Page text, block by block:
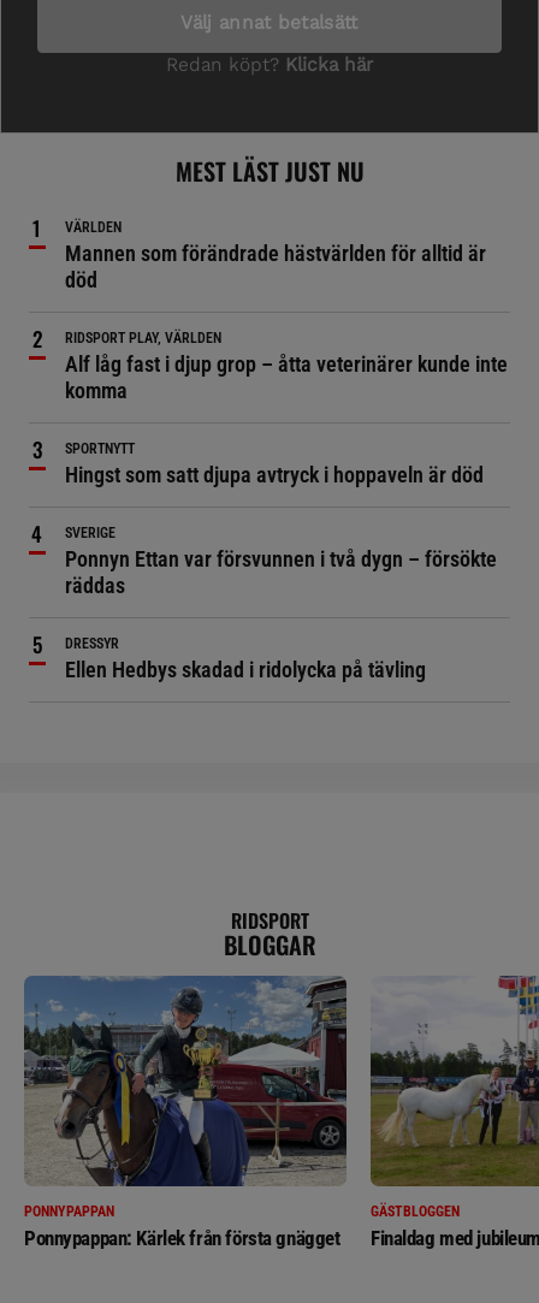
MEST LÄST JUST NU
VÄRLDEN
Mannen som förändrade hästvärlden för alltid är
död
RIDSPORT PLAY, VÄRLDEN
Alf låg fast i djup grop – åtta veterinärer kunde inte
komma
SPORTNYTT
Hingst som satt djupa avtryck i hoppaveln är död
SVERIGE
Ponnyn Ettan var försvunnen i två dygn – försökte
räddas
DRESSYR
Ellen Hedbys skadad i ridolycka på tävling
RIDSPORT
BLOGGAR
PONNYPAPPAN
Ponnypappan: Kärlek från första gnägget
GÄSTBLOGGEN
Finaldag med